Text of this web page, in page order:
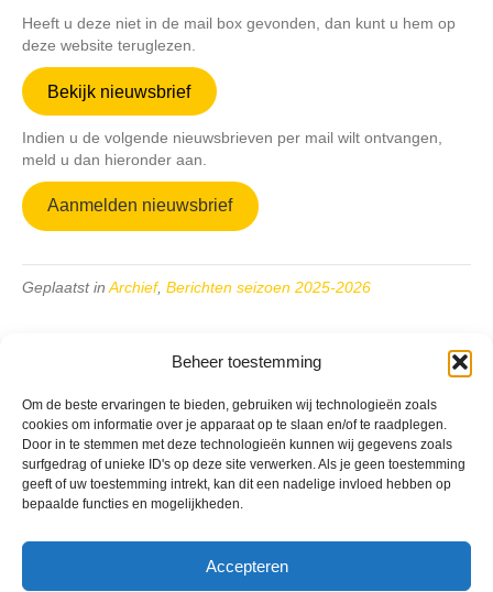
Beheer toestemming
Om de beste ervaringen te bieden, gebruiken wij technologieën zoals
cookies om informatie over je apparaat op te slaan en/of te raadplegen.
Door in te stemmen met deze technologieën kunnen wij gegevens zoals
surfgedrag of unieke ID's op deze site verwerken. Als je geen toestemming
geeft of uw toestemming intrekt, kan dit een nadelige invloed hebben op
bepaalde functies en mogelijkheden.
Accepteren
Heeft u deze niet in de mail box gevonden, dan kunt u hem op
deze website teruglezen.
Bekijk nieuwsbrief
Indien u de volgende nieuwsbrieven per mail wilt ontvangen,
meld u dan hieronder aan.
Aanmelden nieuwsbrief
Geplaatst in Archief, Berichten seizoen 2025-2026
VV Reiger Boys
De Wending, Lotte Beesedijk 1
1705 NA Heerhugowaard
Reglementen
Cookiebeleid